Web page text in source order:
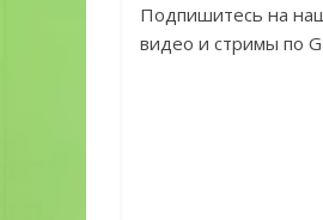
Подпишитесь на
видео и стримы по